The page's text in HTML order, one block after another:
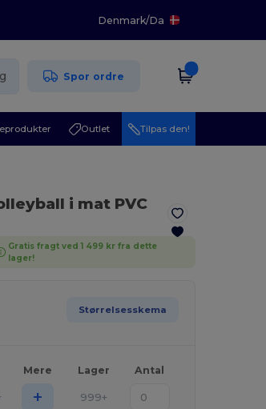
Denmark/Da
Spor ordre
Outlet Tilpas den!
i mat PVC
Gratis fragt ved 1 499 kr fra dette
lager!
Størrelsesskema
Mere Lager Antal
+ 999+